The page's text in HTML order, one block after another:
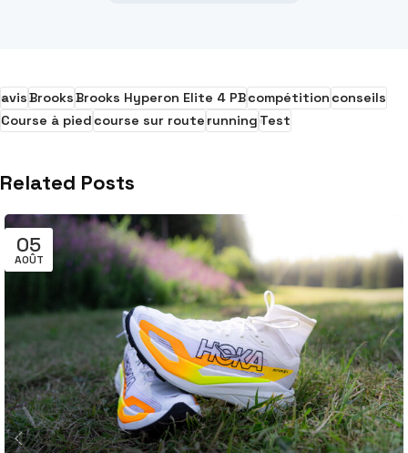
avisBrooksBrooks Hyperon Elite 4 PBcompétitionconseils
Course à piedcourse sur routerunningTest
Related Posts
05
AOÛT